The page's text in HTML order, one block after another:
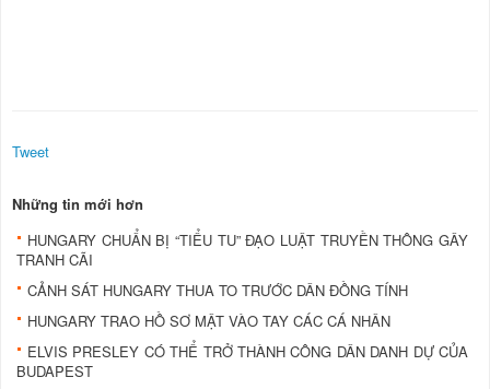
Tweet
Những tin mới hơn
HUNGARY CHUẨN BỊ “TIỂU TU” ĐẠO LUẬT TRUYỀN THÔNG GÂY
TRANH CÃI
CẢNH SÁT HUNGARY THUA TO TRƯỚC DÂN ĐỒNG TÍNH
HUNGARY TRAO HỒ SƠ MẬT VÀO TAY CÁC CÁ NHÂN
ELVIS PRESLEY CÓ THỂ TRỞ THÀNH CÔNG DÂN DANH DỰ CỦA
BUDAPEST